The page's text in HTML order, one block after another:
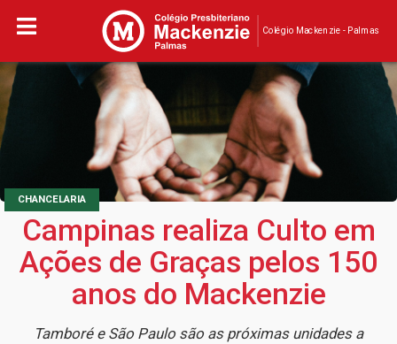
Colégio Mackenzie - Palmas
CHANCELARIA
Campinas realiza Culto em
Ações de Graças pelos 150
anos do Mackenzie
Tamboré e São Paulo são as próximas unidades a